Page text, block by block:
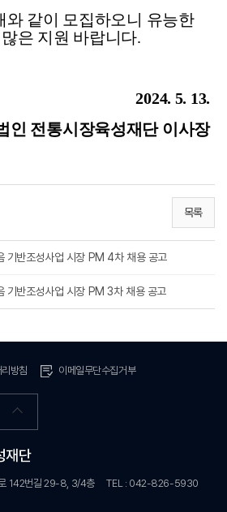
와 같이 모집하오니 유능한
은 지원 바랍니다.
2024. 5. 13.
인 전통시장육성재단 이사장
목록
기반조성사업 시장 PM 4차 채용 공고
기반조성사업 시장 PM 3차 채용 공고
방침 이메일무단수집거부
재단
로 142번길 29-8, 3/4층
TEL : 042-826-5930